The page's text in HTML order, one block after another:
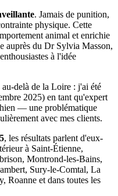
. Jamais de punition,
physique. Cette
animal et enrichie
auprès du Dr Sylvia Masson,
à l'idée
delà de la Loire : j'ai été
2025) en tant qu'expert
— une problématique
avec mes clients.
, les résultats parlent d'eux-
à Saint-Étienne,
Montrond-les-Bains,
Sury-le-Comtal, La
Roanne et dans toutes les